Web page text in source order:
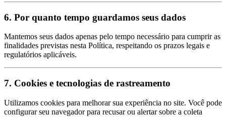
6. Por quanto tempo guardamos seus dados
Mantemos seus dados apenas pelo tempo necessário para cumprir as
finalidades previstas nesta Política, respeitando os prazos legais e
regulatórios aplicáveis.
7. Cookies e tecnologias de rastreamento
Utilizamos cookies para melhorar sua experiência no site. Você pode
configurar seu navegador para recusar ou alertar sobre a coleta